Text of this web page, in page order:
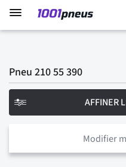
Pneu 210 55 390
Modifier
AFFINER